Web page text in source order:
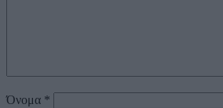
Όνομα *